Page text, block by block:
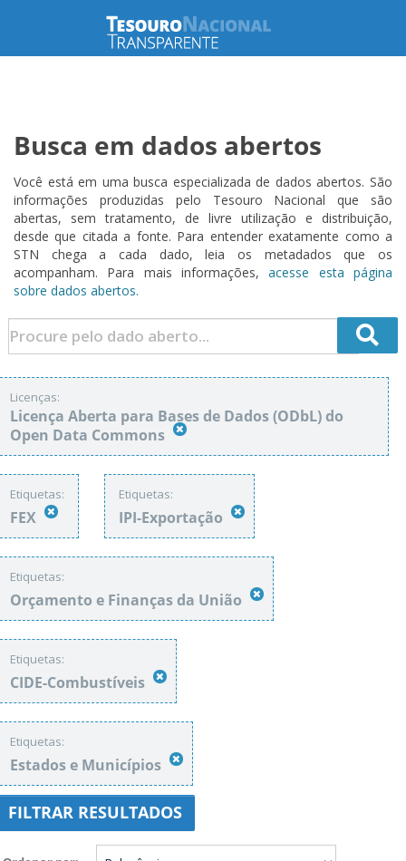
Busca em dados abertos
Você está em uma busca especializada de dados abertos. São
informações produzidas pelo Tesouro Nacional que são
abertas, sem tratamento, de livre utilização e distribuição,
desde que citada a fonte. Para entender exatamente como a
STN chega a cada dado, leia os metadados que os
acompanham. Para mais informações,acesse esta página
sobre dados abertos.
Licenças:
Licença Aberta para Bases de Dados (ODbL) do
Open Data Commons
Etiquetas:
FEX
Etiquetas:
IPI-Exportação
Etiquetas:
Orçamento e Finanças da União
Etiquetas:
CIDE-Combustíveis
Etiquetas:
Estados e Municípios
FILTRAR RESULTADOS